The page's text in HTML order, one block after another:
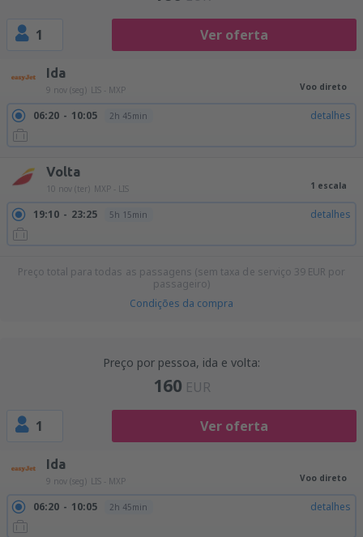
1 Ver oferta
Ida
9 nov (seg) LIS - MXP Voo direto
06:20 10:05 2h 45min detalhes
Volta
10 nov (ter) MXP - LIS 1 escala
19:10 23:25 5h 15min detalhes
Preço total para todas as passagens (sem taxa de serviço 39 EUR por
passageiro)
Condições da compra
Preço por pessoa, ida e volta:
160 EUR
1 Ver oferta
Ida
9 nov (seg) LIS - MXP Voo direto
06:20 10:05 2h 45min detalhes